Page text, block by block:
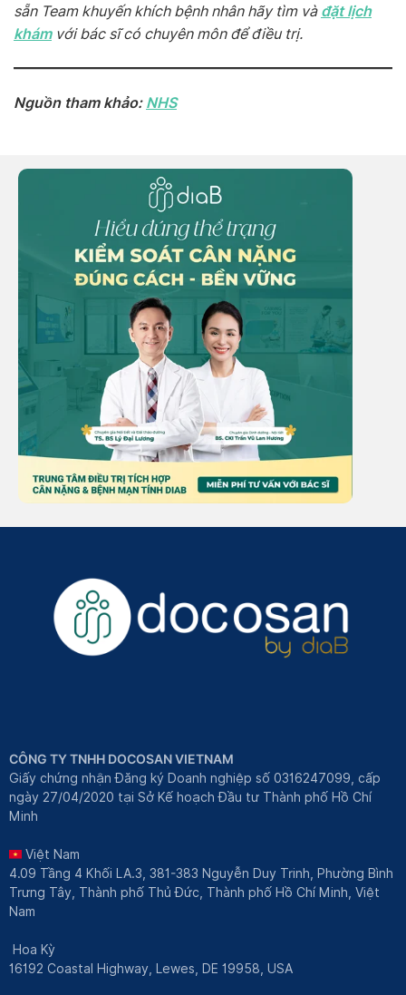
sẵn Team khuyến khích bệnh nhân hãy tìm và đặt lịch
khámvới bác sĩ có chuyên môn để điều trị.
Nguồn tham khảo: NHS
CÔNG TY TNHH DOCOSAN VIETNAM
Giấy chứng nhận Đăng ký Doanh nghiệp số 0316247099, cấp
ngày 27/04/2020 tại Sở Kế hoạch Đầu tư Thành phố Hồ Chí
Minh
Việt Nam
4.09 Tầng 4 Khối LA.3, 381-383 Nguyễn Duy Trinh, Phường Bình
Trưng Tây, Thành phố Thủ Đức, Thành phố Hồ Chí Minh, Việt
Nam
Hoa Kỳ
16192 Coastal Highway, Lewes, DE 19958, USA